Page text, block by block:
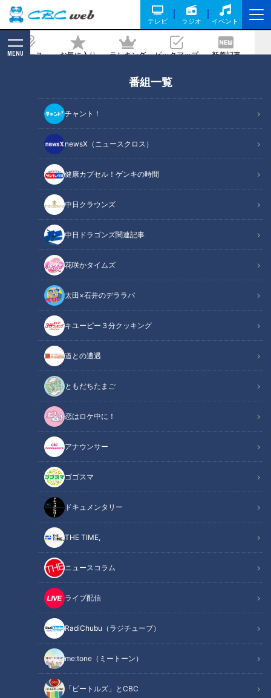
テレビ ラジオ イベント
ニュース お気に入り ランキング ピックアップ 新着記事
MENU
番組一覧
チャント！
newsX（ニュースクロス）
健康カプセル！ゲンキの時間
中日クラウンズ
中日ドラゴンズ関連記事
花咲かタイムズ
太田×石井のデララバ
キユーピー３分クッキング
道との遭遇
ともだちたまご
恋はロケ中に！
アナウンサー
ゴゴスマ
ドキュメンタリー
THE TIME,
ニュースコラム
ライブ配信
RadiChubu（ラジチューブ）
me:tone（ミートーン）
「ビートルズ」とCBC
記事に戻る
CBCテレビ：画像「デララバ」
この記事の画像
この記事を見たあなたへのおすすめ
「風来坊」の手羽先レシピを大
公開！名古屋の”元祖”を自宅で
ぶし」はなぜ生まれた？発祥の
店が150年続く秘伝のタレの逸